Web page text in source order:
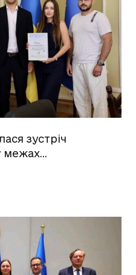
зустріч
межах…